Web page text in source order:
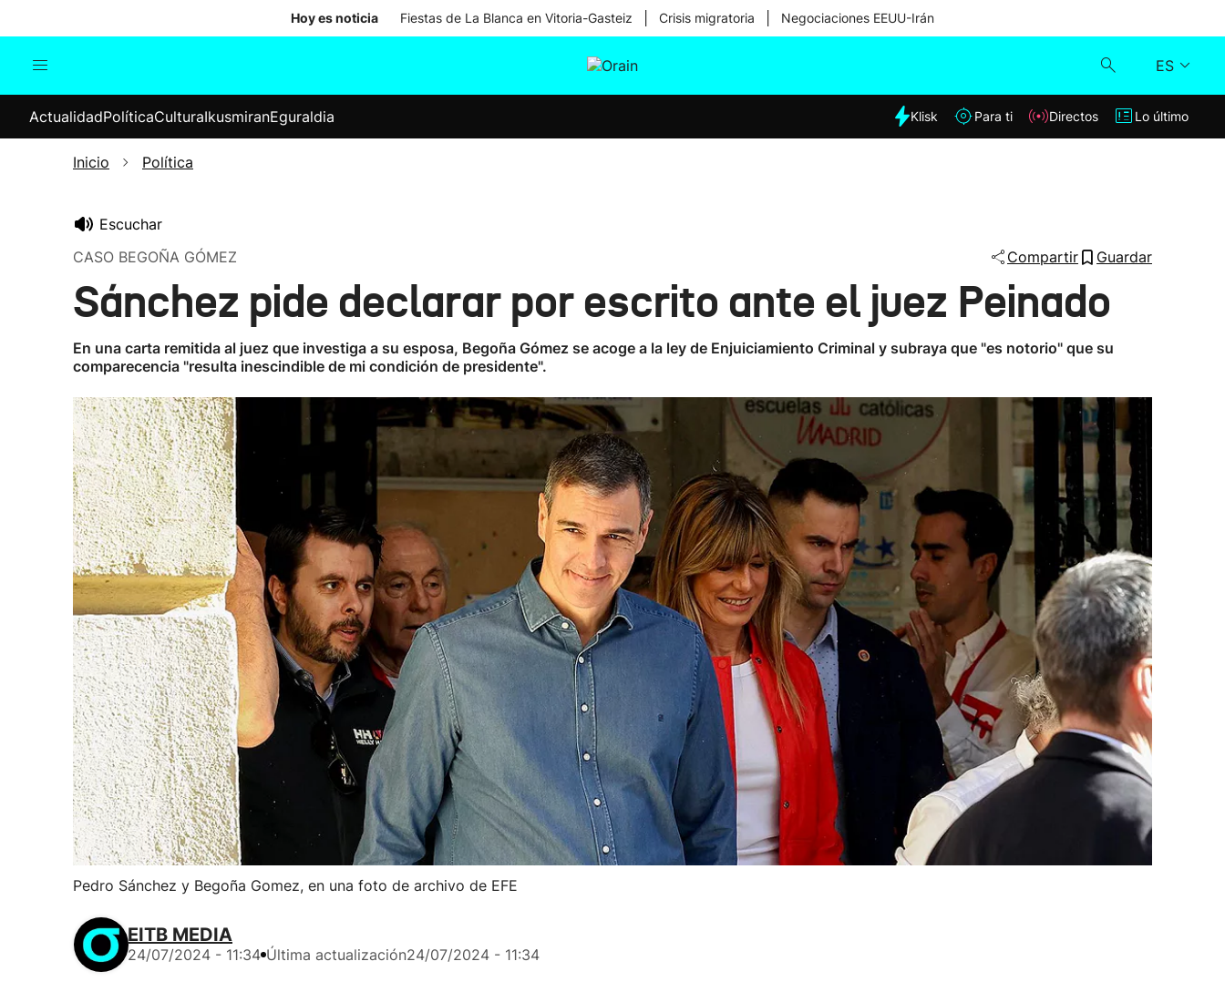
Hoy es noticia Fiestas de La Blanca en Vitoria-Gasteiz Crisis migratoria Negociaciones EEUU-Irán
ES
Internacional
Elecciones
Klisk
ActualidadPolíticaCulturaIkusmiranEguraldia Klisk Para ti Directos Lo último
Inicio Política
Escuchar
CASO BEGOÑA GÓMEZ
Compartir Guardar
Sánchez pide declarar por escrito ante el juez Peinado
En una carta remitida al juez que investiga a su esposa, Begoña Gómez se acoge a la ley de Enjuiciamiento Criminal y subraya que "es notorio" que su
comparecencia "resulta inescindible de mi condición de presidente".
Pedro Sánchez y Begoña Gomez, en una foto de archivo de EFE
EITB MEDIA
24/07/2024 - 11:34 Última actualización24/07/2024 - 11:34